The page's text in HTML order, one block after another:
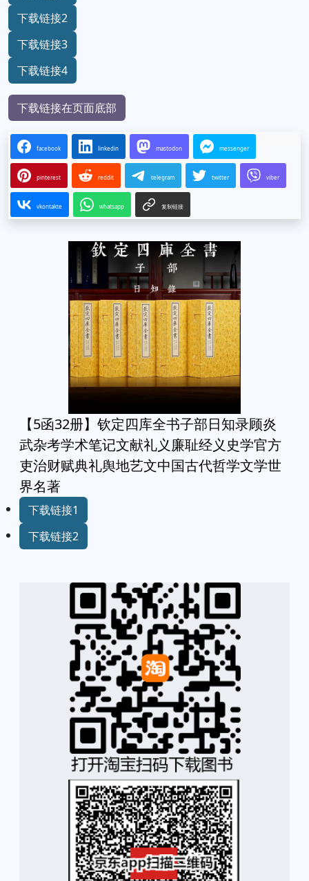
下载链接2
下载链接3
下载链接4
下载链接在页面底部
facebook linkedin mastodon messenger
pinterest reddit telegram twitter viber
vkontakte whatsapp 复制链接
【5函32册】钦定四库全书子部日知录顾炎
武杂考学术笔记文献礼义廉耻经义史学官方
吏治财赋典礼舆地艺文中国古代哲学文学世
界名著
下载链接1
下载链接2